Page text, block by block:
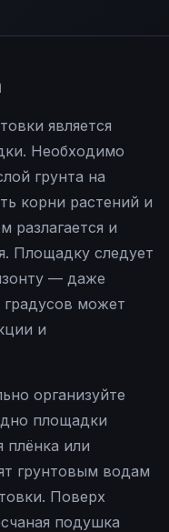
является
Необходимо
грунта на
корни растений и
разлагается и
Площадку следует
— даже
градусов может
и
организуйте
площадки
плёнка или
грунтовым водам
Поверх
подушка